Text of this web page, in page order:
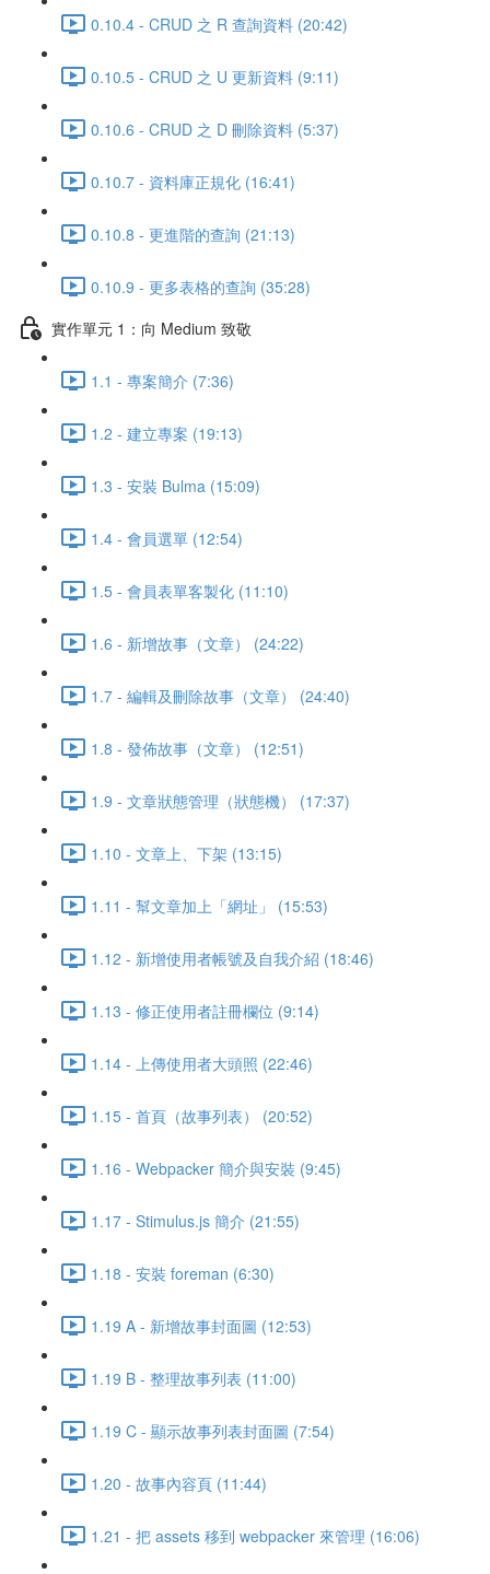
0.10.4 - CRUD 之 R 查詢資料 (20:42)
0.10.5 - CRUD 之 U 更新資料 (9:11)
0.10.6 - CRUD 之 D 刪除資料 (5:37)
0.10.7 - 資料庫正規化 (16:41)
0.10.8 - 更進階的查詢 (21:13)
0.10.9 - 更多表格的查詢 (35:28)
實作單元 1：向 Medium 致敬
1.1 - 專案簡介 (7:36)
1.2 - 建立專案 (19:13)
1.3 - 安裝 Bulma (15:09)
1.4 - 會員選單 (12:54)
1.5 - 會員表單客製化 (11:10)
1.6 - 新增故事（文章） (24:22)
1.7 - 編輯及刪除故事（文章） (24:40)
1.8 - 發佈故事（文章） (12:51)
1.9 - 文章狀態管理（狀態機） (17:37)
1.10 - 文章上、下架 (13:15)
1.11 - 幫文章加上「網址」 (15:53)
1.12 - 新增使用者帳號及自我介紹 (18:46)
1.13 - 修正使用者註冊欄位 (9:14)
1.14 - 上傳使用者大頭照 (22:46)
1.15 - 首頁（故事列表） (20:52)
1.16 - Webpacker 簡介與安裝 (9:45)
1.17 - Stimulus.js 簡介 (21:55)
1.18 - 安裝 foreman (6:30)
1.19 A - 新增故事封面圖 (12:53)
1.19 B - 整理故事列表 (11:00)
1.19 C - 顯示故事列表封面圖 (7:54)
1.20 - 故事內容頁 (11:44)
1.21 - 把 assets 移到 webpacker 來管理 (16:06)